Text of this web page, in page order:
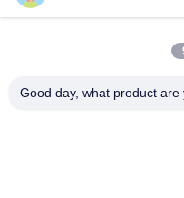
Vendlife Kommerzieller
Funktion Großhandel OEM
Good day, what product